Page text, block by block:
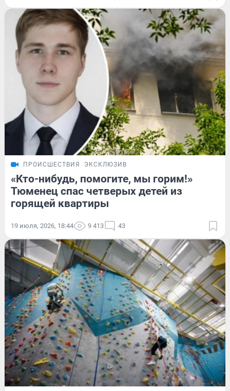
ПРОИСШЕСТВИЯ ЭКСКЛЮЗИВ
«Кто-нибудь, помогите, мы горим!»
Тюменец спас четверых детей из
горящей квартиры
19 июля, 2026, 18:44 9 413 43